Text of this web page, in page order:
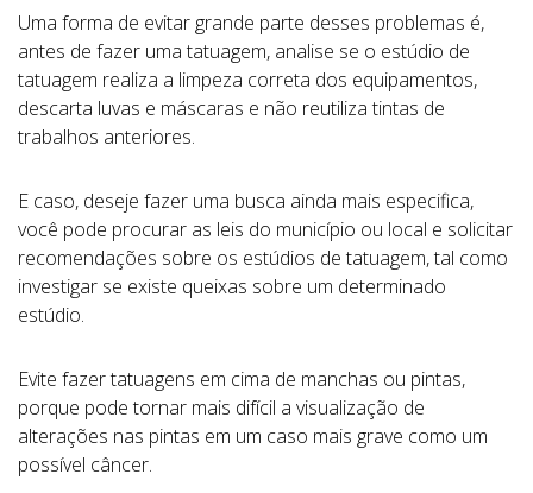
Uma forma de evitar grande parte desses problemas é,
antes de fazer uma tatuagem, analise se o estúdio de
tatuagem realiza a limpeza correta dos equipamentos,
descarta luvas e máscaras e não reutiliza tintas de
trabalhos anteriores.
E caso, deseje fazer uma busca ainda mais especifica,
você pode procurar as leis do município ou local e solicitar
recomendações sobre os estúdios de tatuagem, tal como
investigar se existe queixas sobre um determinado
estúdio.
Evite fazer tatuagens em cima de manchas ou pintas,
porque pode tornar mais difícil a visualização de
alterações nas pintas em um caso mais grave como um
possível câncer.